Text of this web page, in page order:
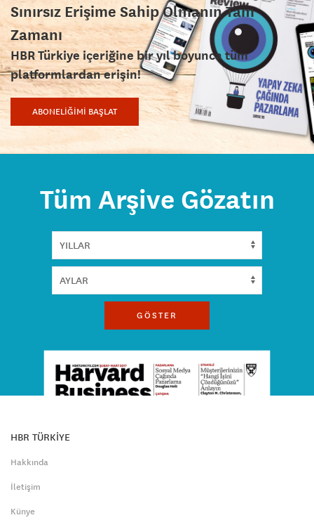
Sınırsız Erişime Sahip Olmanın Tam
Zamanı
HBR Türkiye içeriğine bir yıl boyunca tüm
platformlardan erişin!
ABONELİĞİMİ BAŞLAT
Tüm Arşive Gözatın
GÖSTER
HBR TÜRKİYE
Hakkında
İletişim
Künye